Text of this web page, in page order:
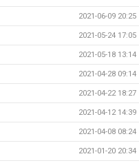
2021-06-09 20:25
2021-05-24 17:05
2021-05-18 13:14
2021-04-28 09:14
2021-04-22 18:27
2021-04-12 14:39
2021-04-08 08:24
2021-01-20 20:34